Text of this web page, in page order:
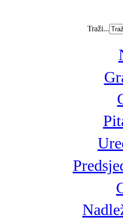
Traži...